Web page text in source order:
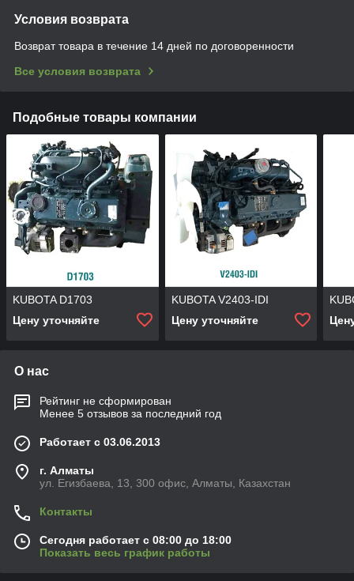
Условия возврата
Возврат товара в течение 14 дней по договоренности
Все условия возврата
Подобные товары компании
KUBOTA D1703
Цену уточняйте
KUBOTA V2403-IDI
Цену уточняйте
О нас
Рейтинг не сформирован
Менее 5 отзывов за последний год
Работает с 03.06.2013
г. Алматы
ул. Егизбаева, 13, 300 офис, Алматы, Казахстан
Контакты
Сегодня работает с 08:00 до 18:00
Показать весь график работы